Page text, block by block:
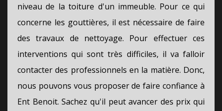
niveau de la toiture d'un immeuble. Pour ce qui
concerne les gouttières, il est nécessaire de faire
des travaux de nettoyage. Pour effectuer ces
interventions qui sont très difficiles, il va falloir
contacter des professionnels en la matière. Donc,
nous pouvons vous proposer de faire confiance à
Ent Benoit. Sachez qu'il peut avancer des prix qui